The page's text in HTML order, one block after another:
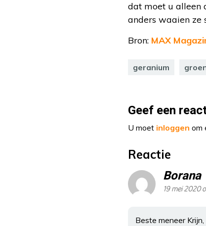
dat moet u alleen
anders waaien ze
Bron: MAX
geranium
Geef een
U moet inloggen om
Reactie
Borana
19 mei 2020
Beste meneer Krijn,